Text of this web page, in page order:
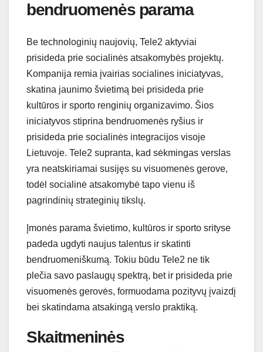
bendruomenės parama
Be technologinių naujovių, Tele2 aktyviai
prisideda prie socialinės atsakomybės projektų.
Kompanija remia įvairias socialines iniciatyvas,
skatina jaunimo švietimą bei prisideda prie
kultūros ir sporto renginių organizavimo. Šios
iniciatyvos stiprina bendruomenės ryšius ir
prisideda prie socialinės integracijos visoje
Lietuvoje. Tele2 supranta, kad sėkmingas verslas
yra neatskiriamai susijęs su visuomenės gerove,
todėl socialinė atsakomybė tapo vienu iš
pagrindinių strateginių tikslų.
Įmonės parama švietimo, kultūros ir sporto srityse
padeda ugdyti naujus talentus ir skatinti
bendruomeniškumą. Tokiu būdu Tele2 ne tik
plečia savo paslaugų spektrą, bet ir prisideda prie
visuomenės gerovės, formuodama pozityvų įvaizdį
bei skatindama atsakingą verslo praktiką.
Skaitmeninės